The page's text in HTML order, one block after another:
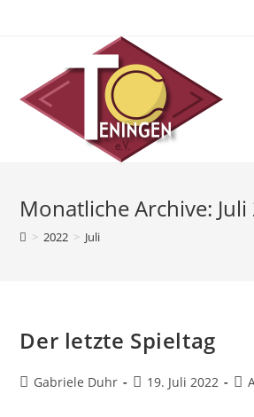
Monatliche Archive: Juli
> 2022 > Juli
Der letzte Spieltag
Beitrags-
Gabriele Duhr
Beitrag
19. Juli 2022